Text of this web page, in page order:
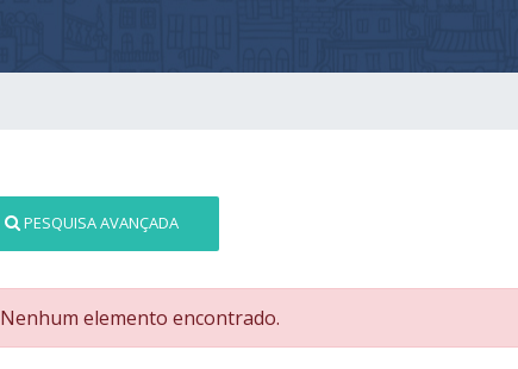
PESQUISA AVANÇADA
Nenhum elemento encontrado.